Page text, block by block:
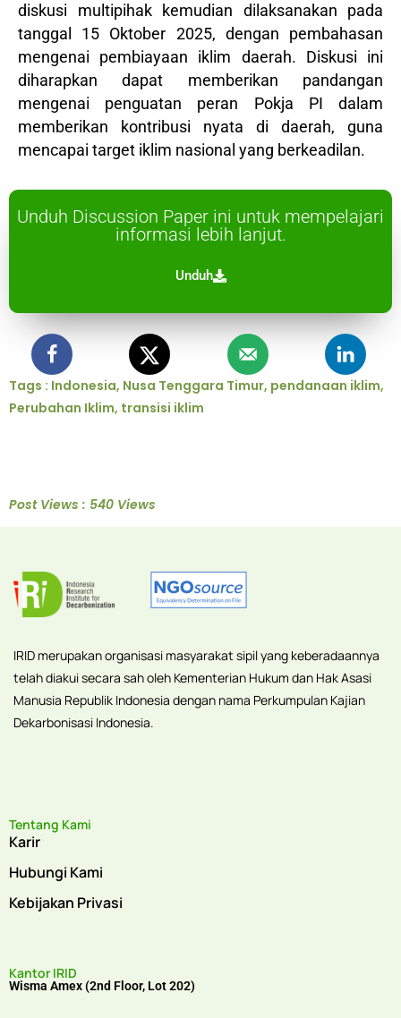
diskusi multipihak kemudian dilaksanakan pada
tanggal 15 Oktober 2025, dengan pembahasan
mengenai pembiayaan iklim daerah. Diskusi ini
diharapkan dapat memberikan pandangan
mengenai penguatan peran Pokja PI dalam
memberikan kontribusi nyata di daerah, guna
mencapai target iklim nasional yang berkeadilan.
Unduh Discussion Paper ini untuk mempelajari
informasi lebih lanjut.
Unduh
Tags : Indonesia, Nusa Tenggara Timur, pendanaan iklim,
Perubahan Iklim, transisi iklim
Post Views : 540 Views
IRID merupakan organisasi masyarakat sipil yang keberadaannya
telah diakui secara sah oleh Kementerian Hukum dan Hak Asasi
Manusia Republik Indonesia dengan nama Perkumpulan Kajian
Dekarbonisasi Indonesia.
Tentang Kami
Karir
Hubungi Kami
Kebijakan Privasi
Kantor IRID
Wisma Amex (2nd Floor, Lot 202)